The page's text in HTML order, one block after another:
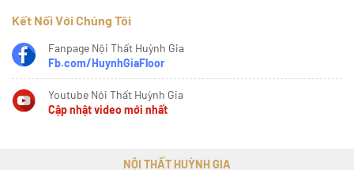
Kết Nối Với Chúng Tôi
Fanpage Nội Thất Huỳnh Gia
Fb.com/HuynhGiaFloor
Youtube Nội Thất Huỳnh Gia
Cập nhật video mới nhất
NỘI THẤT HUỲNH GIA